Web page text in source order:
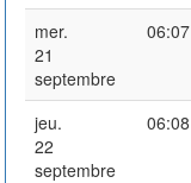
mer.
21
septembre
06:07
jeu.
22
septembre
06:08